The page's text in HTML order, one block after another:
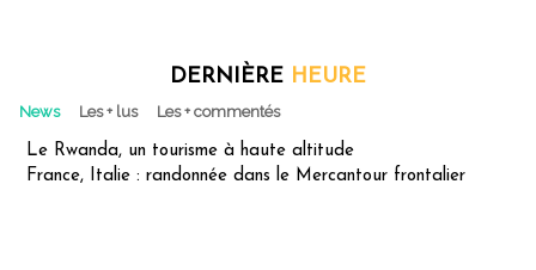
DERNIÈRE HEURE
News Les + lus Les + commentés
Le Rwanda, un tourisme à haute altitude
France, Italie : randonnée dans le Mercantour frontalier